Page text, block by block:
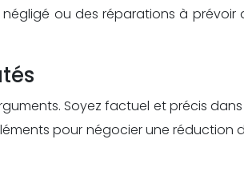
ou des réparations à
Soyez factuel et précis
pour négocier une réduction